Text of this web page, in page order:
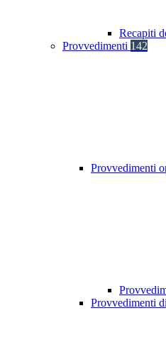
Recapiti
Provvedimenti 142
Provvedimenti
Provvedimenti